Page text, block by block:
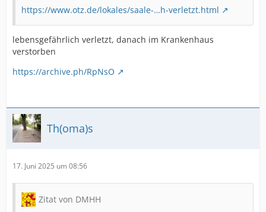
https://www.otz.de/lokales/saale-…h-verletzt.html
lebensgefährlich verletzt, danach im Krankenhaus
verstorben
https://archive.ph/RpNsO
Th(oma)s
17. Juni 2025 um 08:56
Zitat von DMHH